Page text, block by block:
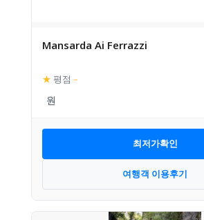
Mansarda Ai Ferrazzi
★ 평점 –
최저가확인
여행객 이용후기